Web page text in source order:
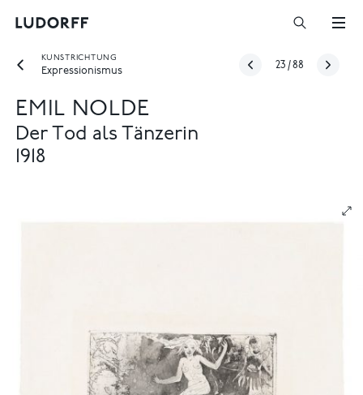
KUNSTRICHTUNG
Expressionismus
23 /88
EMIL NOLDE
Der Tod als Tänzerin
1918